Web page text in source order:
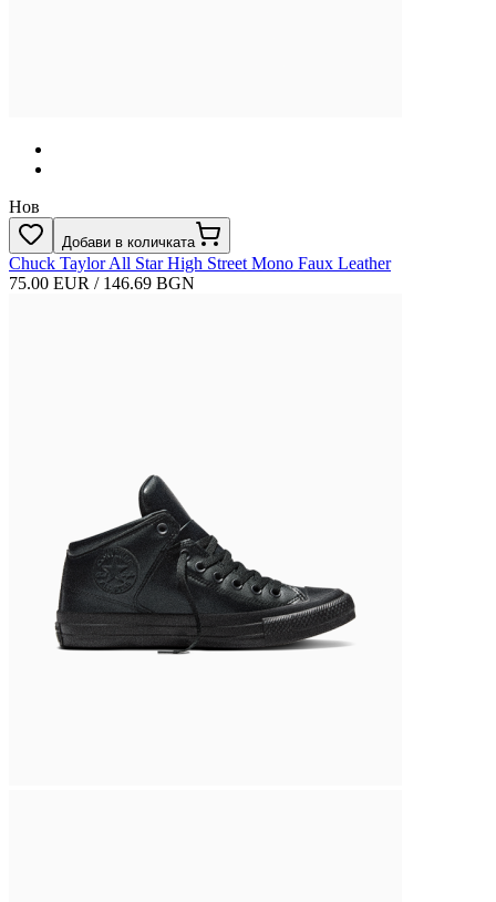
Нов
Добави в количката
Chuck Taylor All Star High Street Mono Faux Leather
75.00 EUR / 146.69 BGN